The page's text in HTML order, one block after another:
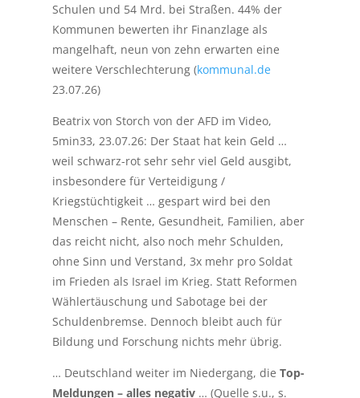
Schulen und 54 Mrd. bei Straßen. 44% der
Kommunen bewerten ihr Finanzlage als
mangelhaft, neun von zehn erwarten eine
weitere Verschlechterung (kommunal.de
23.07.26)
Beatrix von Storch von der AFD im Video,
5min33, 23.07.26: Der Staat hat kein Geld …
weil schwarz-rot sehr sehr viel Geld ausgibt,
insbesondere für Verteidigung /
Kriegstüchtigkeit … gespart wird bei den
Menschen – Rente, Gesundheit, Familien, aber
das reicht nicht, also noch mehr Schulden,
ohne Sinn und Verstand, 3x mehr pro Soldat
im Frieden als Israel im Krieg. Statt Reformen
Wählertäuschung und Sabotage bei der
Schuldenbremse. Dennoch bleibt auch für
Bildung und Forschung nichts mehr übrig.
… Deutschland weiter im Niedergang, dieTop-
Meldungen – alles negativ … (Quelle s.u., s.